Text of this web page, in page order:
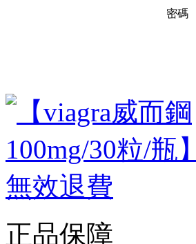
密碼
正品保障